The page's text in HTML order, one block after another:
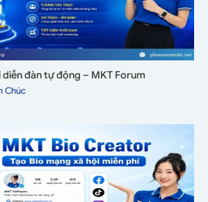
diễn đàn tự động – MKT Forum
Chúc